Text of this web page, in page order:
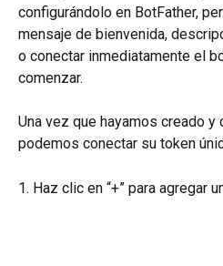
configurándolo en BotFather,
mensaje de bienvenida,
o conectar inmediatamente el
comenzar.
Una vez que hayamos creado
podemos conectar su token
1. Haz clic en “+” para agregar